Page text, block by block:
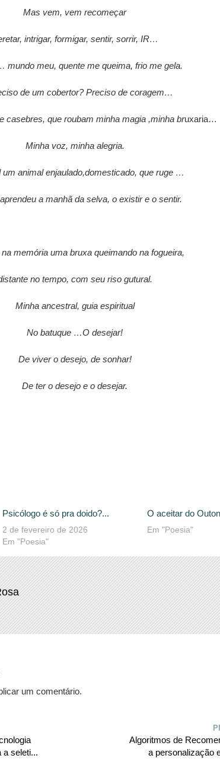
Mas vem, vem recomeçar
intrigar, formigar, sentir, sorrir, IR…
mundo meu, quente me queima, frio me gela.
de um cobertor? Preciso de coragem…
casebres, que roubam minha magia ,minha bruxaria…
Minha voz, minha alegria.
um animal enjaulado,domesticado, que ruge …
a manhã da selva, o existir e o sentir.
memória uma bruxa queimando na fogueira,
no tempo, com seu riso gutural.
Minha ancestral, guia espiritual
No batuque …O desejar!
De viver o desejo, de sonhar!
De ter o desejo e o desejar.
Psicólogo é só pra doido?...
2 de fevereiro de 2026
Em "Poesia"
O aceitar do
Em "Poesia"
um comentário.
a seleti...
Algoritmos de
a personalização